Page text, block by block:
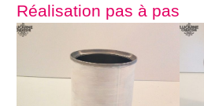
Réalisation pas à pas